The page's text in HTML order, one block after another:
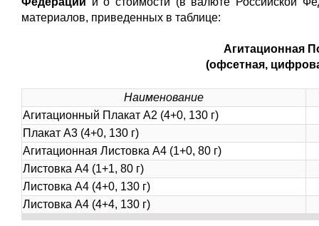
материалов, приведенных в таблице:
Агитационная
(офсетная,
Наименование
Агитационный Плакат А2 (4+0, 130 г)
Плакат А3 (4+0, 130 г)
Агитационная Листовка А4 (1+0, 80 г)
Листовка А4 (1+1, 80 г)
Листовка А4 (4+0, 130 г)
Листовка А4 (4+4, 130 г)